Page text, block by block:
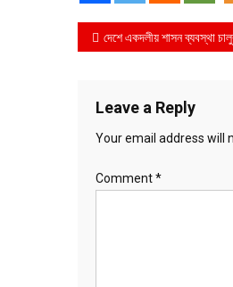
Post
দেশে একদলীয় শাসন ব্যবস্থা চালুর পায়তারা চলছে——-গোলাম মোহাম্মদ
Leave a Reply
Your email address will
Comment*